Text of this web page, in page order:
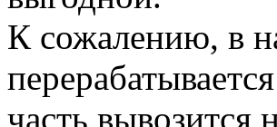
К сожалению, в
часть